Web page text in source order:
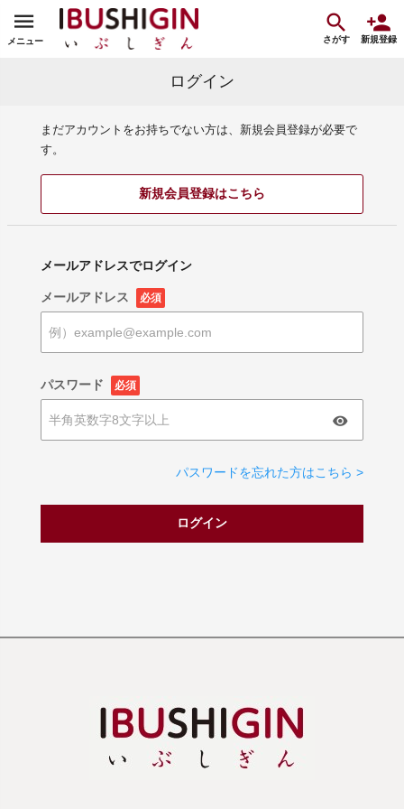
メニュー さがす 新規登録
ログイン
まだアカウントをお持ちでない方は、新規会員登録が必要で
す。
新規会員登録はこちら
メールアドレスでログイン
メールアドレス 必須
パスワード 必須
パスワードを忘れた方はこちら >
ログイン